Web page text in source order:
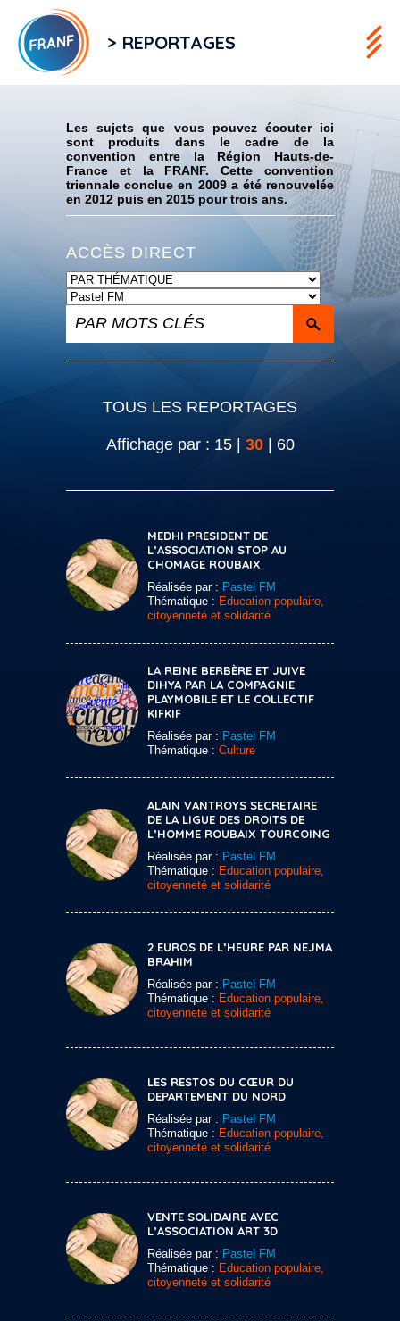
> REPORTAGES
Les sujets que vous pouvez écouter ici
sont produits dans le cadre de la
convention entre la Région Hauts-de-
France et la FRANF. Cette convention
triennale conclue en 2009 a été renouvelée
en 2012 puis en 2015 pour trois ans.
ACCÈS DIRECT
TOUS LES REPORTAGES
Affichage par : 15| 30| 60
MEDHI PRESIDENT DE
L’ASSOCIATION STOP AU
CHOMAGE ROUBAIX
Réalisée par : Pastel FM
Thématique : Education populaire,
citoyenneté et solidarité
LA REINE BERBÈRE ET JUIVE
DIHYA PAR LA COMPAGNIE
PLAYMOBILE ET LE COLLECTIF
KIFKIF
Réalisée par : Pastel FM
Thématique : Culture
ALAIN VANTROYS SECRETAIRE
DE LA LIGUE DES DROITS DE
L’HOMME ROUBAIX TOURCOING
Réalisée par : Pastel FM
Thématique : Education populaire,
citoyenneté et solidarité
2 EUROS DE L’HEURE PAR NEJMA
BRAHIM
Réalisée par : Pastel FM
Thématique : Education populaire,
citoyenneté et solidarité
LES RESTOS DU CŒUR DU
DEPARTEMENT DU NORD
Réalisée par : Pastel FM
Thématique : Education populaire,
citoyenneté et solidarité
VENTE SOLIDAIRE AVEC
L’ASSOCIATION ART 3D
Réalisée par : Pastel FM
Thématique : Education populaire,
citoyenneté et solidarité